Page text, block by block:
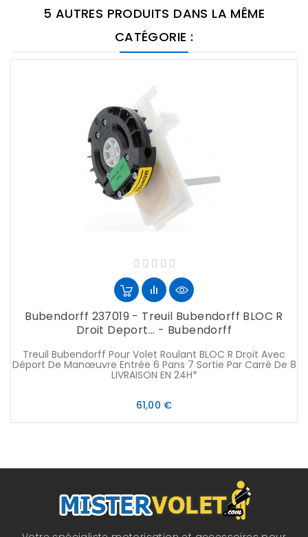
5 AUTRES PRODUITS DANS LA MÊME
CATÉGORIE :
Bubendorff 237019 - Treuil Bubendorff BLOC R
Droit Deport... - Bubendorff
Treuil Bubendorff Pour Volet Roulant BLOC R Droit Avec
Déport De Manœuvre Entrée 6 Pans 7 Sortie Par Carré De 8
LIVRAISON EN 24H*
61,00 €Prix